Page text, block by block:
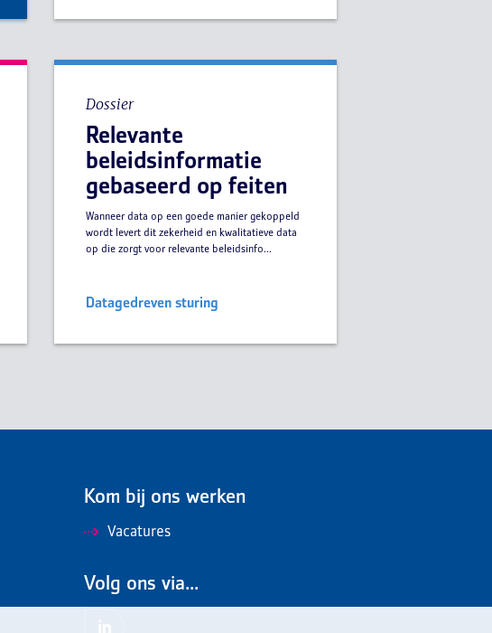
Dossier
Relevante
beleidsinformatie
gebaseerd op feiten
Wanneer data op een goede manier gekoppeld
wordt levert dit zekerheid en kwalitatieve data
op die zorgt voor relevante beleidsinfo...
Datagedreven sturing
Kom bij ons werken
Vacatures
Volg ons via...